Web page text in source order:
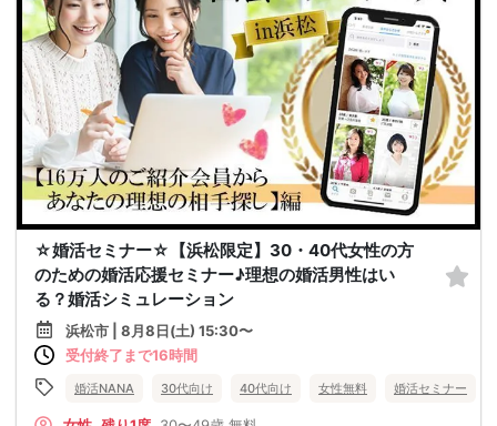
☆婚活セミナー☆【浜松限定】30・40代女性の方
のための婚活応援セミナー♪理想の婚活男性はい
る？婚活シミュレーション
浜松市 | 8月8日(土) 15:30〜
受付終了まで16時間
婚活NANA 30代向け 40代向け 女性無料 婚活セミナー